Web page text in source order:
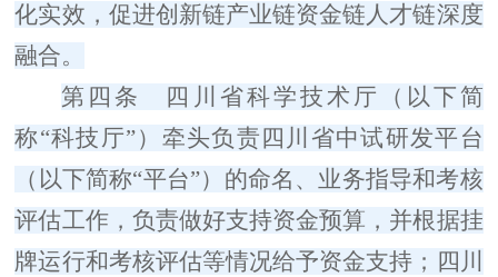
化实效，促进创新链产业链资金链人才链深度
融合。
第四条
四川省科学技术厅（以下简
称“科技厅”）牵头负责四川省中试研发平台
（以下简称“平台”）的命名、业务指导和考核
评估工作，负责做好支持资金预算，并根据挂
牌运行和考核评估等情况给予资金支持；四川